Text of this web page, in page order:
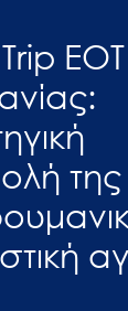
EOT
της